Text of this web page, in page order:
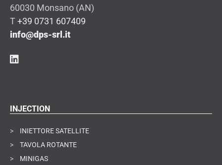
60030 Monsano (AN)
T+39 0731 607409
info@dps-srl.it
INJECTION
>
INIETTORE SATELLITE
>
TAVOLA ROTANTE
>
MINIGAS